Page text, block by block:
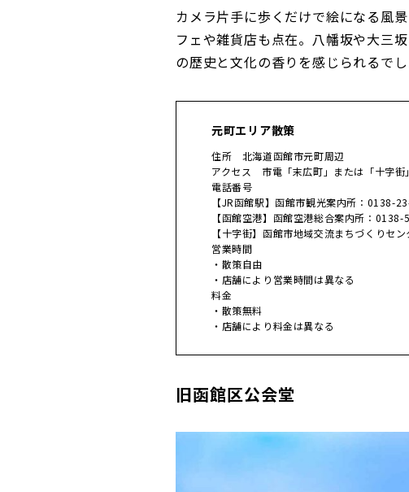
カメラ片手に歩くだけで絵になる風
フェや雑貨店も点在。八幡坂や大三
の歴史と文化の香りを感じられるでし
元町エリア散策
住所 北海道函館市元町周辺
アクセス 市電「末広町」または「十字街
電話番号
【JR函館駅】函館市観光案内所：0138-
【函館空港】函館空港総合案内所：0138-
【十字街】函館市地域交流まちづくりセ
営業時間
・散策自由
・店舗により営業時間は異なる
料金
・散策無料
・店舗により料金は異なる
旧函館区公会堂